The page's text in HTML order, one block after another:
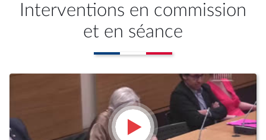
Interventions en commission
et en séance